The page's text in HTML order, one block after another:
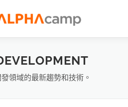
領域的最新趨勢和技術。